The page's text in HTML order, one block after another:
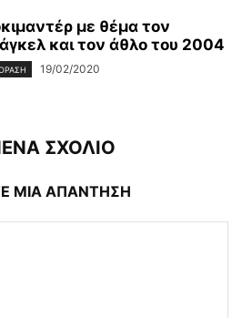
με θέμα τον
και τον άθλο του 2004
19/02/2020
ΣΧΟΛΙΟ
ΜΙΑ ΑΠΑΝΤΗΣΗ